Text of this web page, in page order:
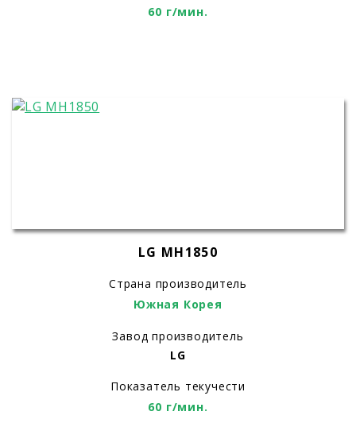
60 г/мин.
LG MH1850
Страна производитель
Южная Корея
Завод производитель
LG
Показатель текучести
60 г/мин.